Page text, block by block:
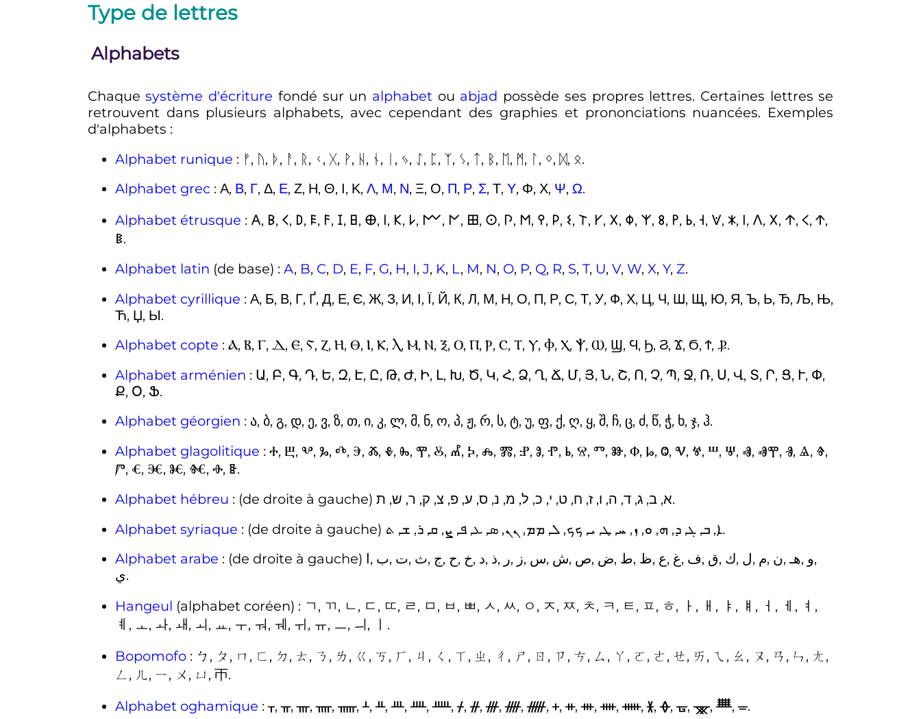
Type de lettres
Alphabets
Chaquesystème d'écriture fondé sur un alphabetou abjad possède ses propres lettres. Certaines lettres se
retrouvent dans plusieurs alphabets, avec cependant des graphies et prononciations nuancées. Exemples
d'alphabets :
Alphabet runique : ᚠ, ᚢ, ᚦ, ᚨ, ᚱ, ᚲ, ᚷ, ᚹ, ᚺ, ᚾ, ᛁ, ᛃ, ᛇ, ᛈ, ᛉ, ᛊ, ᛏ, ᛒ, ᛖ, ᛗ, ᛚ, ᛜ, ᛞ, ᛟ.
Alphabet grec : Α, Β, Γ, Δ, Ε, Ζ, Η, Θ, Ι, Κ, Λ, Μ, Ν, Ξ, Ο, Π, Ρ, Σ, Τ, Υ, Φ, Χ, Ψ, Ω.
Alphabet étrusque : 𐌀, 𐌁, 𐌂, 𐌃, 𐌄, 𐌅, 𐌆, 𐌇, 𐌈, 𐌉, 𐌊, 𐌋, 𐌌, 𐌍, 𐌎, 𐌏, 𐌐, 𐌑, 𐌒, 𐌓, 𐌔, 𐌕, 𐌖, 𐌗, 𐌘, 𐌙, 𐌚, 𐌛, 𐌜, 𐌝, 𐌞, 𐌟, 𐌠, 𐌡, 𐌢, 𐌣, 𐌭, 𐌮,
𐌯.
Alphabet latin (de base) : A, B, C, D, E, F, G, H, I, J, K, L, M, N, O, P, Q, R, S, T, U, V, W, X, Y, Z.
Alphabet cyrillique : А, Б, В, Г, Ґ, Д, Е, Є, Ж, З, И, І, Ї, Й, К, Л, М, Н, О, П, Р, С, Т, У, Ф, Х, Ц, Ч, Ш, Щ, Ю, Я, Ъ, Ь, Ђ, Љ, Њ,
Ћ, Џ, Ы.
Alphabet copte : Ⲁ, Ⲃ, Ⲅ, Ⲇ, Ⲉ, Ⲋ, Ⲍ, Ⲏ, Ⲑ, Ⲓ, Ⲕ, Ⲗ, Ⲙ, Ⲛ, Ⲝ, Ⲟ, Ⲡ, Ⲣ, Ⲥ, Ⲧ, Ⲩ, Ⲫ, Ⲭ, Ⲯ, Ⲱ, Ϣ, Ϥ, Ϧ, Ϩ, Ϫ, Ϭ, Ϯ, Ⳁ.
Alphabet arménien : Ա, Բ, Գ, Դ, Ե, Զ, Է, Ը, Թ, Ժ, Ի, Լ, Խ, Ծ, Կ, Հ, Ձ, Ղ, Ճ, Մ, Յ, Ն, Շ, Ո, Չ, Պ, Ջ, Ռ, Ս, Վ, Տ, Ր, Ց, Ւ, Փ,
Ք, Օ, Ֆ.
Alphabet géorgien : ა, ბ, გ, დ, ე, ვ, ზ, თ, ი, კ, ლ, მ, ნ, ო, პ, ჟ, რ, ს, ტ, უ, ფ, ქ, ღ, ყ, შ, ჩ, ც, ძ, წ, ჭ, ხ, ჯ, ჰ.
Alphabet glagolitique : Ⰰ, Ⰱ, Ⰲ, Ⰳ, Ⰴ, Ⰵ, Ⰶ, Ⰷ, Ⰸ, Ⰹ, Ⰻ, Ⰼ, Ⰽ, Ⰾ, Ⰿ, Ⱀ, Ⱁ, Ⱂ, Ⱃ, Ⱄ, Ⱅ, Ⱆ, Ⱇ, Ⱈ, Ⱉ, Ⱌ, Ⱍ, Ⱎ, Ⱋ, Ⱏ, ⰟⰉ, Ⱐ, Ⱑ, Ⱖ,
Ⱓ, Ⱔ, Ⱗ, Ⱘ, Ⱙ, Ⱚ, Ⱛ.
Alphabet hébreu
: (de droite à gauche) א, ב, ג, ד, ה, ו, ז, ח, ט, י, כ, ל, מ, נ, ס, ע, פ, צ, ק, ר, ש, ת.
Alphabet syriaque
: (de droite à gauche) ܐ, ܒ, ܓ, ܕ, ܗ, ܘ, ܙ, ܚ, ܛ, ܝ, ܟܟ, ܠ, ܡܡ, ܢܢ, ܣ, ܥ, ܦ, ܨ, ܩ, ܪ, ܫ, ܬ.
Alphabet arabe : (de droite à gauche) ﺍ, ﺏ, ﺕ, ﺙ, ﺝ, ﺡ, ﺥ, ﺩ, ﺫ, ﺭ, ﺯ, ﺱ, ﺵ, ﺹ, ﺽ, ﻁ, ﻅ, ﻉ, ﻍ, ﻑ, ﻕ, ﻙ, ﻝ, ﻡ, ﻥ,هـ, ﻭ,
ﻱ.
Hangeul (alphabet coréen) : ㄱ, ㄲ, ㄴ, ㄷ, ㄸ, ㄹ, ㅁ, ㅂ, ㅃ, ㅅ, ㅆ, ㅇ, ㅈ, ㅉ, ㅊ, ㅋ, ㅌ, ㅍ, ㅎ, ㅏ, ㅐ, ㅑ, ㅒ, ㅓ, ㅔ, ㅕ,
ㅖ, ㅗ, ㅘ, ㅙ, ㅚ, ㅛ, ㅜ, ㅝ, ㅞ, ㅟ, ㅠ, ㅡ, ㅢ, ㅣ.
Bopomofo : ㄅ, ㄆ, ㄇ, ㄈ, ㄉ, ㄊ, ㄋ, ㄌ, ㄍ, ㄎ, ㄏ, ㄐ, ㄑ, ㄒ, ㄓ, ㄔ, ㄕ, ㄖ, ㄗ, ㄘ, ㄙ, ㄚ, ㄛ, ㄜ, ㄝ, ㄞ, ㄟ, ㄠ, ㄡ, ㄢ, ㄣ, ㄤ,
ㄥ, ㄦ, ㄧ, ㄨ, ㄩ, ㄭ.
Alphabet oghamique : ᚁ, ᚂ, ᚃ, ᚄ, ᚅ, ᚆ, ᚇ, ᚈ, ᚉ, ᚊ, ᚋ, ᚌ, ᚍ, ᚎ, ᚏ, ᚐ, ᚑ, ᚒ, ᚓ, ᚔ, ᚕ, ᚖ, ᚗ, ᚘ, ᚙ, ᚚ.